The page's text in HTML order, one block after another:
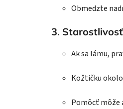
Obmedzte
3.
Ak sa lámu,
Kožtičku
Pomôcť môže